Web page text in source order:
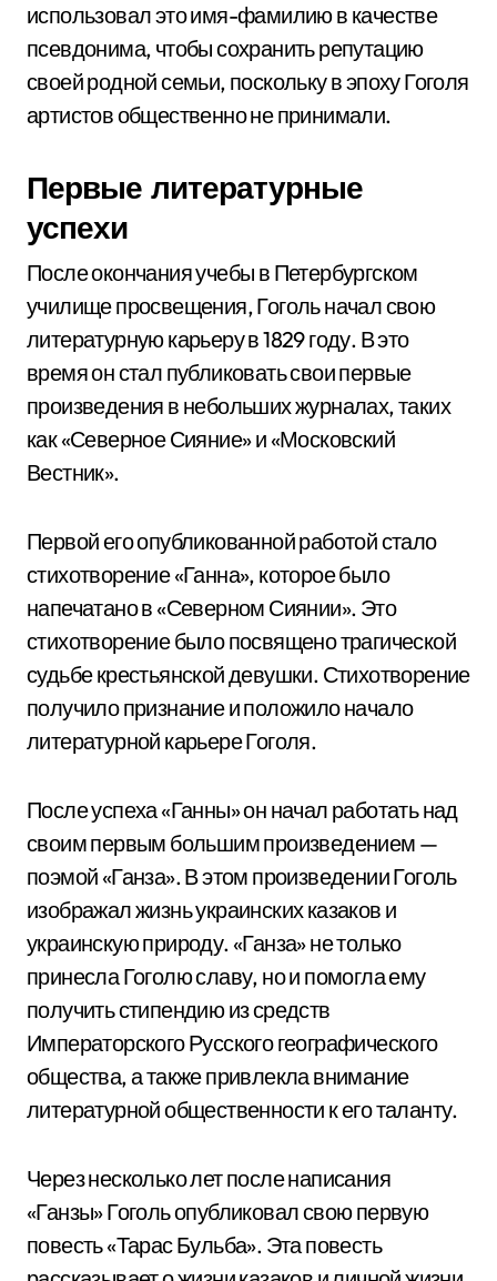
использовал это имя-фамилию в качестве
псевдонима, чтобы сохранить репутацию
своей родной семьи, поскольку в эпоху Гоголя
артистов общественно не принимали.
Первые литературные
успехи
После окончания учебы в Петербургском
училище просвещения, Гоголь начал свою
литературную карьеру в 1829 году. В это
время он стал публиковать свои первые
произведения в небольших журналах, таких
как «Северное Сияние» и «Московский
Вестник».
Первой его опубликованной работой стало
стихотворение «Ганна», которое было
напечатано в «Северном Сиянии». Это
стихотворение было посвящено трагической
судьбе крестьянской девушки. Стихотворение
получило признание и положило начало
литературной карьере Гоголя.
После успеха «Ганны» он начал работать над
своим первым большим произведением —
поэмой «Ганза». В этом произведении Гоголь
изображал жизнь украинских казаков и
украинскую природу. «Ганза» не только
принесла Гоголю славу, но и помогла ему
получить стипендию из средств
Императорского Русского географического
общества, а также привлекла внимание
литературной общественности к его таланту.
Через несколько лет после написания
«Ганзы» Гоголь опубликовал свою первую
повесть «Тарас Бульба». Эта повесть